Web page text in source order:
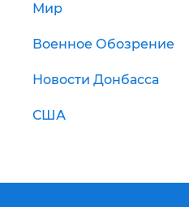
Мир
Военное Обозрение
Новости Донбасса
США